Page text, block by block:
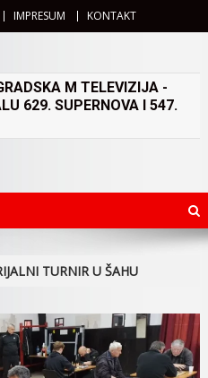
IMPRESUM KONTAKT
M TELEVIZIJA -
629. SUPERNOVA I 547.
TURNIR U ŠAHU